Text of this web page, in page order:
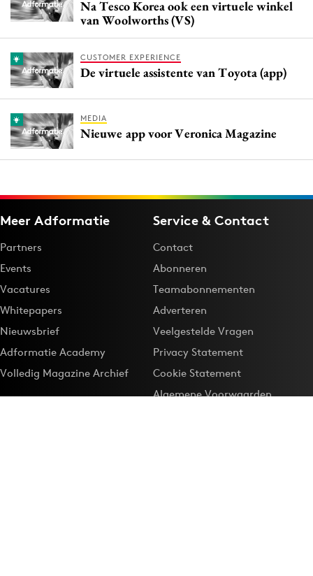
Na Tesco Korea ook een virtuele winkel
van Woolworths (VS)
CUSTOMER EXPERIENCE
De virtuele assistente van Toyota (app)
MEDIA
Nieuwe app voor Veronica Magazine
Meer Adformatie
Partners
Events
Vacatures
Whitepapers
Nieuwsbrief
Adformatie Academy
Volledig Magazine Archief
Service & Contact
Contact
Abonneren
Teamabonnementen
Adverteren
Veelgestelde Vragen
Privacy Statement
Cookie Statement
Algemene Voorwaarden